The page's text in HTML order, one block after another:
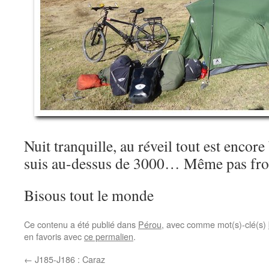
Nuit tranquille, au réveil tout est
suis au-dessus de 3000… Même pas
Bisous tout le monde
Ce contenu a été publié dans Pérou, avec comme mot(s)-clé(s)
en favoris avecce permalien.
← J185-J186 : Caraz